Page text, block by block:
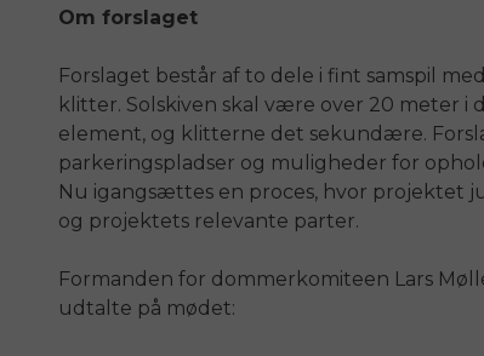
Om forslaget
Forslaget består af to dele i fint samspil
klitter. Solskiven skal være over 20 meter
element, og klitterne det sekundære.
parkeringspladser og muligheder for
Nu igangsættes en proces, hvor projektet
og projektets relevante parter.
Formanden for dommerkomiteen Lars
udtalte på mødet: